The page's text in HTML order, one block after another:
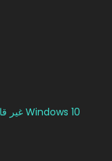
غير قادر على تعيين محرك أقراص الشبكة Windows 10